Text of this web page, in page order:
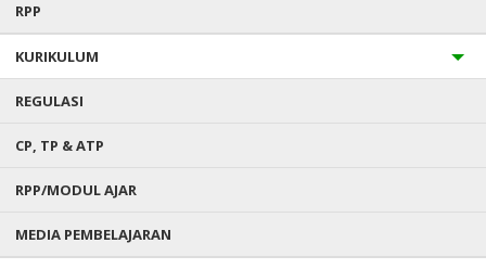
RPP
KURIKULUM
REGULASI
CP, TP & ATP
RPP/MODUL AJAR
MEDIA PEMBELAJARAN